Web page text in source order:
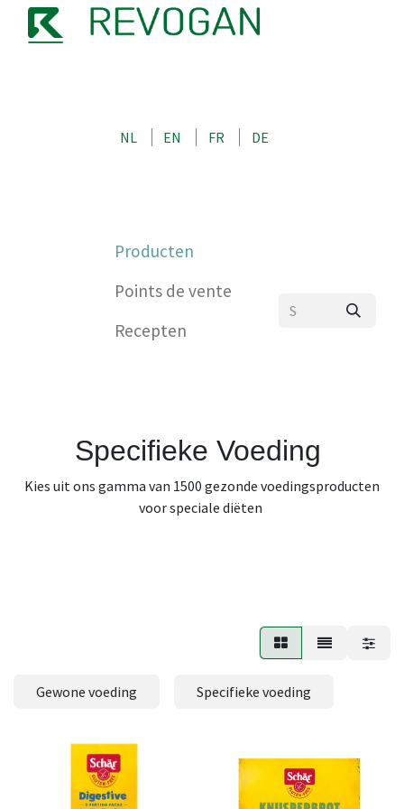
NL EN FR DE
Producten
Points de vente
Recepten
Specifieke Voeding
Kies uit ons gamma van 1500 gezonde voedingsproducten
voor speciale diëten
Gewone voeding Specifieke voeding